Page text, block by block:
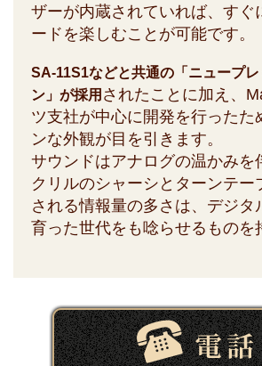
ザーが内蔵されていれば、すぐ
ードを楽しむことが可能です。
SA-11S1などと共通の「ニュープ
ン」が採用 されたことに加え、
ツ支社が中心に開発を行ったた
ンな外観が目を引きます。
サウンドはアナログの温かみを
クリルのシャーシとターンテー
される情報量の多さは、デジタ
育った世代をも唸らせるものを